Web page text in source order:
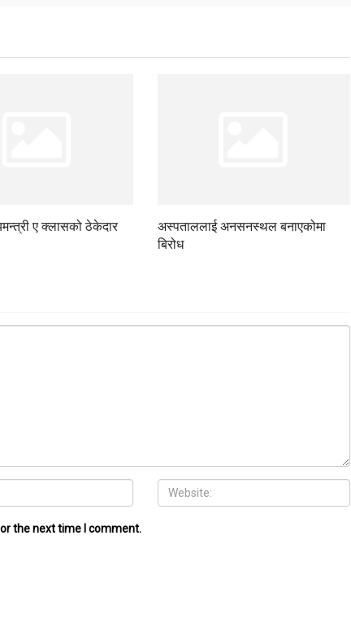
ए क्लासको ठेकेदार
अस्पताललाई अनसनस्थल बनाएकोमा
बिरोध
the next time I comment.